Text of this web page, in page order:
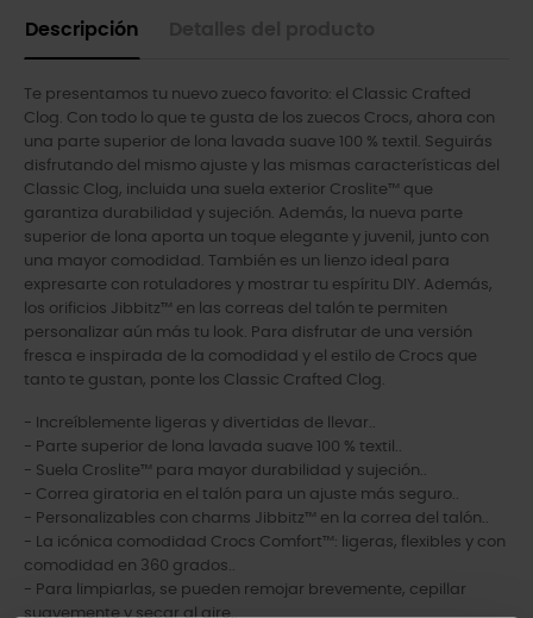
Descripción
Te presentamos tu nuevo zueco favorito: el Classic Crafted
Clog. Con todo lo que te gusta de los zuecos Crocs, ahora con
una parte superior de lona lavada suave 100 % textil. Seguirás
disfrutando del mismo ajuste y las mismas características del
Classic Clog, incluida una suela exterior Croslite™ que
garantiza durabilidad y sujeción. Además, la nueva parte
superior de lona aporta un toque elegante y juvenil, junto con
una mayor comodidad. También es un lienzo ideal para
expresarte con rotuladores y mostrar tu espíritu DIY. Además,
los orificios Jibbitz™ en las correas del talón te permiten
personalizar aún más tu look. Para disfrutar de una versión
fresca e inspirada de la comodidad y el estilo de Crocs que
tanto te gustan, ponte los Classic Crafted Clog.
- Increíblemente ligeras y divertidas de llevar..
- Parte superior de lona lavada suave 100 % textil..
- Suela Croslite™ para mayor durabilidad y sujeción..
- Correa giratoria en el talón para un ajuste más seguro..
- Personalizables con charms Jibbitz™ en la correa del talón..
- La icónica comodidad Crocs Comfort™: ligeras, flexibles y con
comodidad en 360 grados..
- Para limpiarlas, se pueden remojar brevemente, cepillar
suavemente y secar al aire..